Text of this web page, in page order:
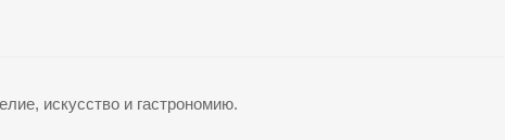
искусство и гастрономию.